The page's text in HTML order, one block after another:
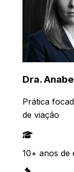
Dra.
Prática
de viação
10+ anos de